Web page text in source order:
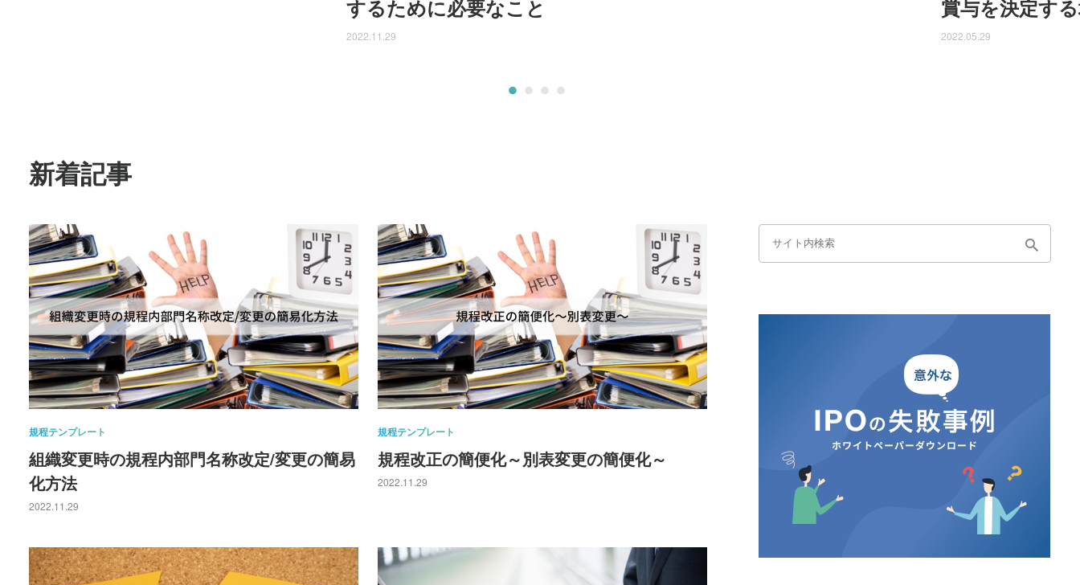
するために必要なこと
2022.11.29
賞与を決定す
2022.05.29
新着記事
規程テンプレート
組織変更時の規程内部門名称改定/変更の簡易
化方法
2022.11.29
規程テンプレート
規程改正の簡便化～別表変更の簡便化～
2022.11.29